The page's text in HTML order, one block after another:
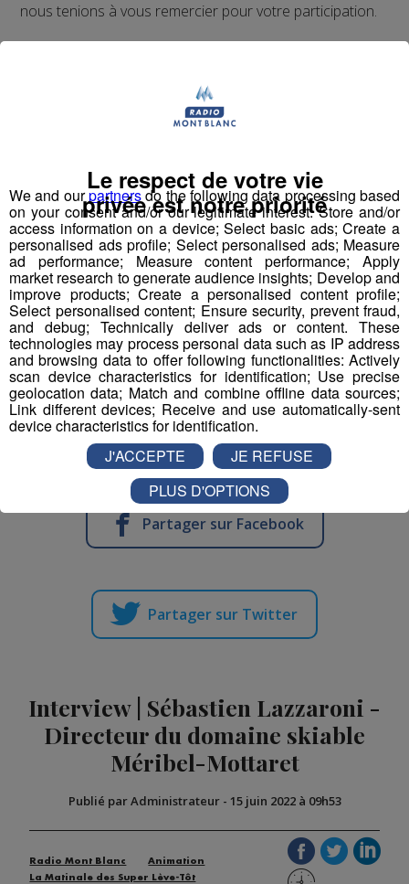
nous tenions à vous remercier pour votre participation.
n'a pas été simple et a suscité une nouvelle fois de longs
gardons précieusement votre projet et nous vous
recontacterons dans l'année pour suivre votre parcours
et pourquoi pas vous diffuser à l'antenne et vous
recevoir dans nos studios.
Le « grand gagnant » de la Fête de la Musique
saison #3et le« coup de cœur de nos partenaires »
seront dévoilés en direct le 21 juindans notre émission
« la matinale des super lève tôt »à partir de 8h .
Le tremplin Fête de la Musique 2022 Radio Mont Blanc
saison 3, en partenariat avec le Crédit Mutuel Savoie
Mont-Blanc et le restaurant Au Bureau à Sallanches
Partager sur Facebook
Partager sur Twitter
Interview | Sébastien Lazzaroni -
Directeur du domaine skiable
Méribel-Mottaret
Publié par Administrateur- 15 juin 2022 à 09h53
Radio Mont Blanc
Animation
La Matinale des Super Lève-Tôt
We and ourpartnersdo the following data processing based
on your consent and/or our legitimate interest: Store and/or
access information on a device; Select basic ads; Create a
personalised ads profile; Select personalised ads; Measure
ad performance; Measure content performance; Apply
market research to generate audience insights; Develop and
improve products; Create a personalised content profile;
Select personalised content; Ensure security, prevent fraud,
and debug; Technically deliver ads or content. These
technologies may process personal data such as IP address
and browsing data to offer following functionalities: Actively
scan device characteristics for identification; Use precise
geolocation data; Match and combine offline data sources;
Link different devices; Receive and use automatically-sent
device characteristics for identification.
Le respect de votre vie
privée est notre priorité
J'ACCEPTE
JE REFUSE
PLUS D'OPTIONS